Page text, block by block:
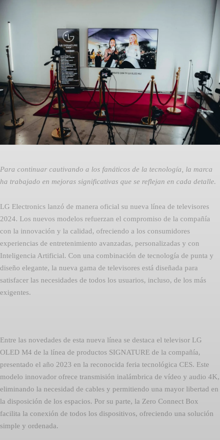
Facebook Twitter Pinterest
Para continuar cautivando a los fanáticos de la tecnología, la marca
ha trabajado en mejoras significativas que se reflejan en cada detalle.
LG Electronics lanzó de manera oficial su nueva línea de televisores
2024. Los nuevos modelos refuerzan el compromiso de la compañía
con la innovación y la calidad, ofreciendo a los consumidores
experiencias de entretenimiento avanzadas, personalizadas y con
Inteligencia Artificial. Con una combinación de tecnología de punta y
diseño elegante, la nueva gama de televisores está diseñada para
satisfacer las necesidades de todos los usuarios, incluso, de los más
exigentes.
Entre las novedades de esta nueva línea se destaca el televisor LG
OLED M4 de la línea de productos SIGNATURE de la compañía,
presentado el año 2023 en la reconocida feria tecnológica CES. Este
modelo innovador ofrece transmisión inalámbrica de vídeo y audio 4K,
eliminando la necesidad de cables y permitiendo una mayor libertad en
la disposición de los espacios. Por su parte, la Zero Connect Box
facilita la conexión de todos los dispositivos, ofreciendo una solución
simple y ordenada.